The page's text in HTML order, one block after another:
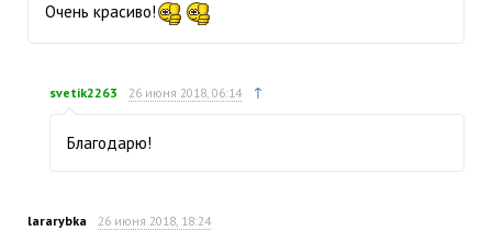
Очень красиво!
svetik2263 26 июня 2018, 06:14 ↑
Благодарю!
lararybka 26 июня 2018, 18:24